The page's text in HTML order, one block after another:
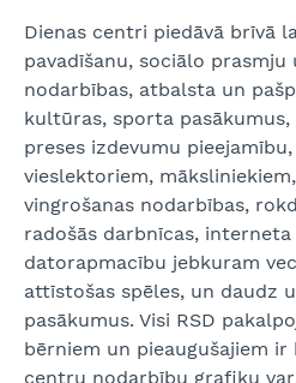
Dienas centri piedāvā brīvā
pavadīšanu, sociālo
nodarbības, atbalsta un
kultūras, sporta
preses izdevumu
vieslektoriem,
vingrošanas nodarbības,
radošās darbnīcas, interneta
datorapmacību jebkuram
attīstošas spēles, un daudz
pasākumus. Visi RSD
bērniem un pieaugušajiem ir
centru nodarbību grafiku